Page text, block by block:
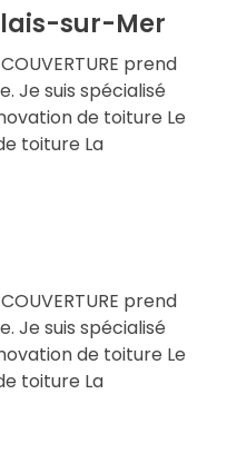
sur-Mer
prend
Je suis spécialisé
de toiture Le
toiture La
prend
Je suis spécialisé
de toiture Le
toiture La